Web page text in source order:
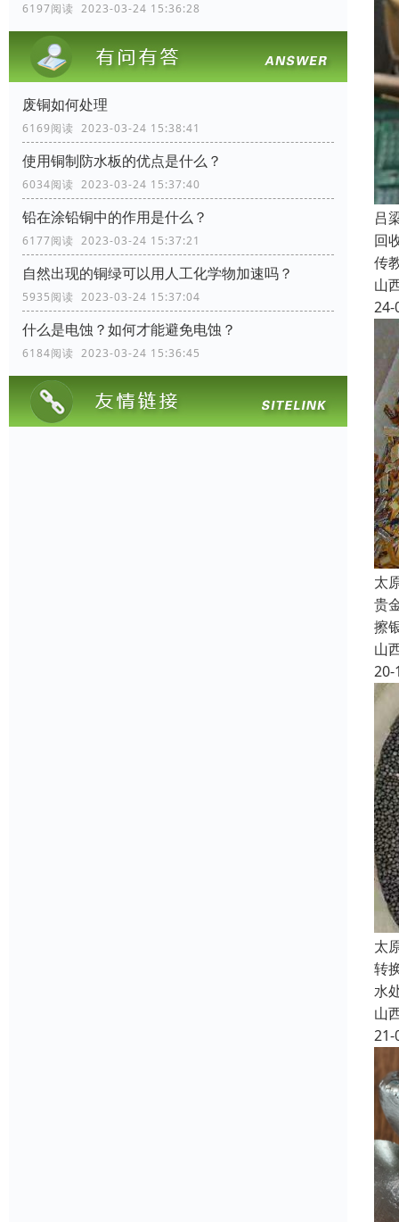
6197阅读 2023-03-24 15:36:28
废铜如何处理
6169阅读 2023-03-24 15:38:41
使用铜制防水板的优点是什么？
6034阅读 2023-03-24 15:37:40
铅在涂铅铜中的作用是什么？
6177阅读 2023-03-24 15:37:21
自然出现的铜绿可以用人工化学物加速吗？
5935阅读 2023-03-24 15:37:04
什么是电蚀？如何才能避免电蚀？
6184阅读 2023-03-24 15:36:45
吕
回
传
山
24-
太
贵
擦
山
20-
太
转
水
山
21-